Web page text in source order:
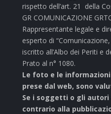
rispetto dell’art. 21 della
GR COMUNICAZIONE
Rappresentante legale e
esperto di
iscritto all’Albo dei Periti e
Prato al n° 1080.
Le foto e le informazioni
prese dal web, sono
Se i soggetti o gli autori
contrario alla